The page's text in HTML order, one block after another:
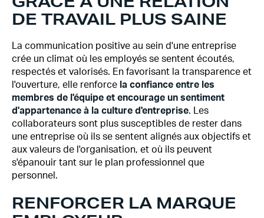
DE TRAVAIL PLUS SAINE
La communication positive au sein d'une entreprise
crée un climat où les employés se sentent écoutés,
respectés et valorisés. En favorisant la transparence et
l'ouverture, elle renforce la confiance entre les
membres de l'équipe et encourage un sentiment
d'appartenance à la culture d'entreprise. Les
collaborateurs sont plus susceptibles de rester dans
une entreprise où ils se sentent alignés aux objectifs et
aux valeurs de l'organisation, et où ils peuvent
s'épanouir tant sur le plan professionnel que
personnel.
RENFORCER LA MARQUE